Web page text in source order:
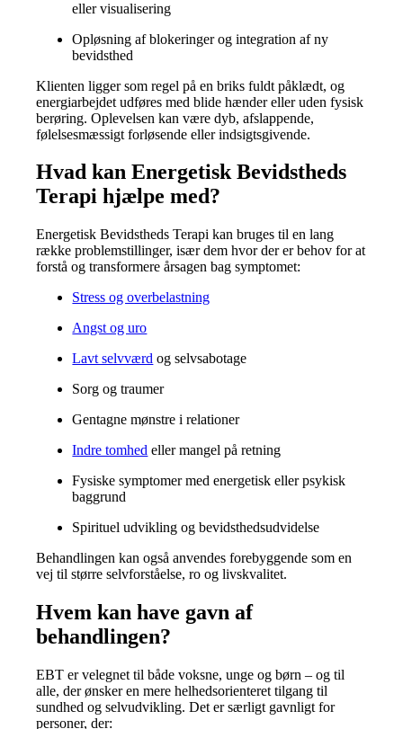
eller visualisering
Opløsning af blokeringer og integration af ny
bevidsthed
Klienten ligger som regel på en briks fuldt påklædt, og
energiarbejdet udføres med blide hænder eller uden fysisk
berøring. Oplevelsen kan være dyb, afslappende,
følelsesmæssigt forløsende eller indsigtsgivende.
Hvad kan Energetisk Bevidstheds
Terapi hjælpe med?
Energetisk Bevidstheds Terapi kan bruges til en lang
række problemstillinger, især dem hvor der er behov for at
forstå og transformere årsagen bag symptomet:
Stress og overbelastning
Angst og uro
Lavt selvværd og selvsabotage
Sorg og traumer
Gentagne mønstre i relationer
Indre tomhed eller mangel på retning
Fysiske symptomer med energetisk eller psykisk
baggrund
Spirituel udvikling og bevidsthedsudvidelse
Behandlingen kan også anvendes forebyggende som en
vej til større selvforståelse, ro og livskvalitet.
Hvem kan have gavn af
behandlingen?
EBT er velegnet til både voksne, unge og børn – og til
alle, der ønsker en mere helhedsorienteret tilgang til
sundhed og selvudvikling. Det er særligt gavnligt for
personer, der: